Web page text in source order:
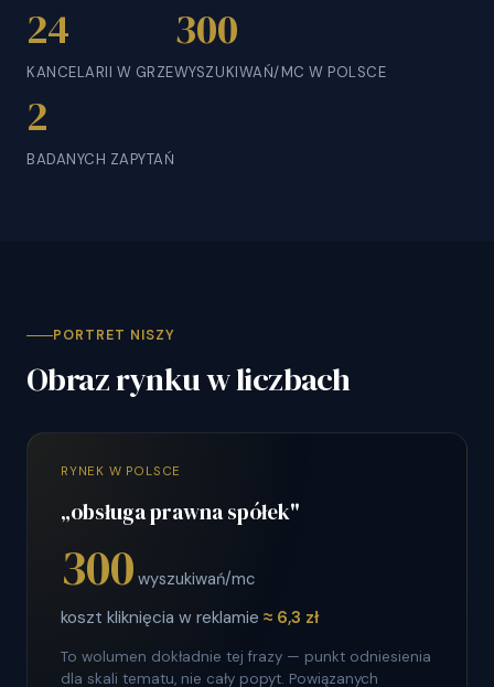
24
KANCELARII W GRZE
300
WYSZUKIWAŃ/MC W POLSCE
2
BADANYCH ZAPYTAŃ
PORTRET NISZY
Obraz rynku w liczbach
RYNEK W POLSCE
„obsługa prawna spółek"
300 wyszukiwań/mc
koszt kliknięcia w reklamie ≈ 6,3 zł
To wolumen dokładnie tej frazy — punkt odniesienia
dla skali tematu, nie cały popyt. Powiązanych